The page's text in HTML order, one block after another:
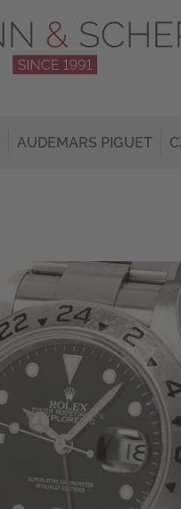
AUDEMARS PIGUET